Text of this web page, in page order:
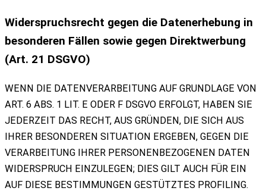
Widerspruchsrecht gegen die Datenerhebung in
besonderen Fällen sowie gegen Direktwerbung
(Art. 21 DSGVO)
WENN DIE DATENVERARBEITUNG AUF GRUNDLAGE VON
ART. 6 ABS. 1 LIT. E ODER F DSGVO ERFOLGT, HABEN SIE
JEDERZEIT DAS RECHT, AUS GRÜNDEN, DIE SICH AUS
IHRER BESONDEREN SITUATION ERGEBEN, GEGEN DIE
VERARBEITUNG IHRER PERSONENBEZOGENEN DATEN
WIDERSPRUCH EINZULEGEN; DIES GILT AUCH FÜR EIN
AUF DIESE BESTIMMUNGEN GESTÜTZTES PROFILING.